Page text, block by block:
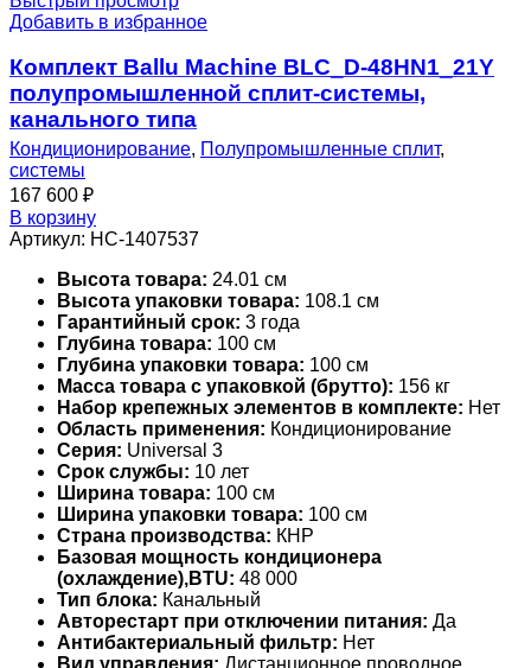
Добавить в избранное
Комплект Ballu Machine BLC_D-48HN1_21Y
полупромышленной сплит-системы,
канального типа
Кондиционирование, Полупромышленные сплит,
системы
167 600 ₽
В корзину
Артикул: НС-1407537
Высота товара: 24.01 см
Высота упаковки товара: 108.1 см
Гарантийный срок: 3 года
Глубина товара: 100 см
Глубина упаковки товара: 100 см
Масса товара с упаковкой (брутто): 156 кг
Набор крепежных элементов в комплекте: Нет
Область применения: Кондиционирование
Серия: Universal 3
Срок службы: 10 лет
Ширина товара: 100 см
Ширина упаковки товара: 100 см
Страна производства: КНР
Базовая мощность кондиционера
(охлаждение),BTU: 48 000
Тип блока: Канальный
Авторестарт при отключении питания: Да
Антибактериальный фильтр: Нет